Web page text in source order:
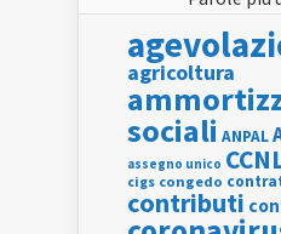
agricoltura
sociali ANPAL
assegno unico
cigs congedo
contributi